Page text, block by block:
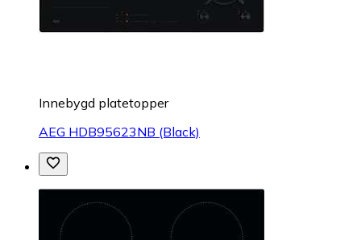
Innebygd platetopper
AEG HDB95623NB (Black)